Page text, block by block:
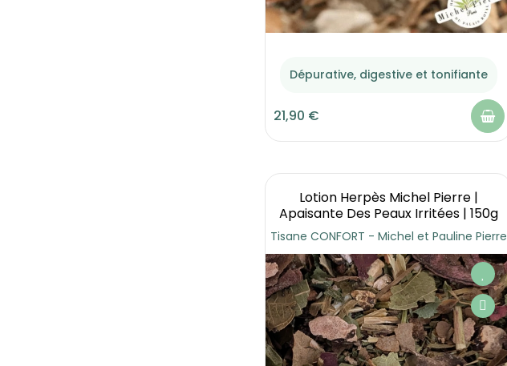
Dépurative, digestive et tonifiante
21,90 €
Lotion Herpès Michel Pierre |
Apaisante Des Peaux Irritées | 150g
Tisane CONFORT - Michel et Pauline Pierre